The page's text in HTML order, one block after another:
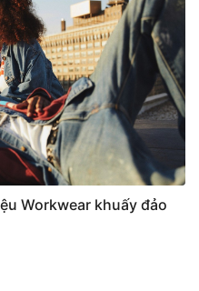
Workwear khuấy đảo